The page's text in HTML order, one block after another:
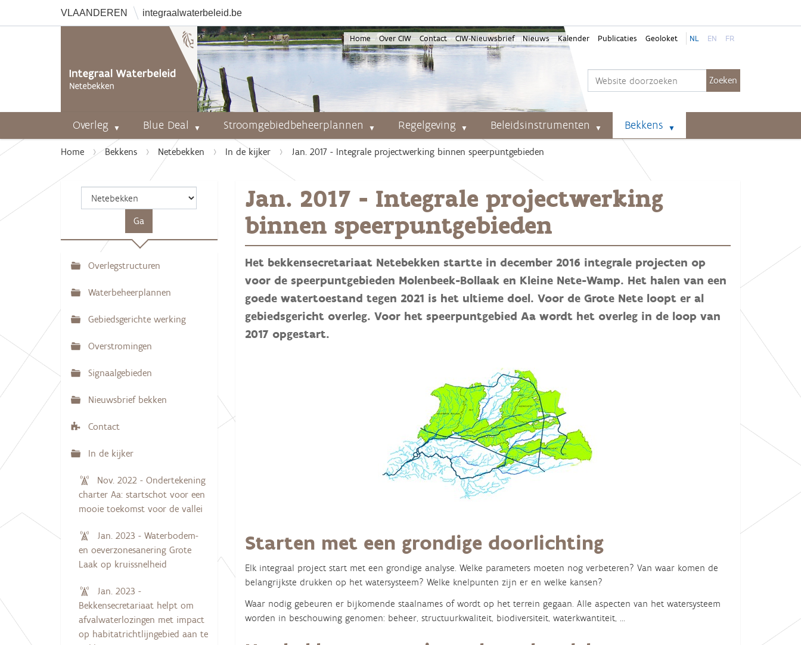
VLAANDEREN integraalwaterbeleid.be
Home Over CIW Contact CIW-Nieuwsbrief Nieuws Kalender Publicaties Geoloket NL EN FR
Overleg Blue Deal Stroomgebiedbeheerplannen Regelgeving Beleidsinstrumenten Bekkens
U
e
Home Bekkens Netebekken In de kijker Jan. 2017 - Integrale projectwerking binnen speerpuntgebieden
Jan. 2017 - Integrale projectwerking
binnen speerpuntgebieden
Het bekkensecretariaat Netebekken startte in december 2016 integrale projecten op
voor de speerpuntgebieden Molenbeek-Bollaak en Kleine Nete-Wamp. Het halen van een
goede watertoestand tegen 2021 is het ultieme doel. Voor de Grote Nete loopt er al
gebiedsgericht overleg. Voor het speerpuntgebied Aa wordt het overleg in de loop van
2017 opgestart.
Starten met een grondige doorlichting
Elk integraal project start met een grondige analyse. Welke parameters moeten nog verbeteren? Van waar komen de
belangrijkste drukken op het watersysteem? Welke knelpunten zijn er en welke kansen?
Waar nodig gebeuren er bijkomende staalnames of wordt op het terrein gegaan. Alle aspecten van het watersysteem
worden in beschouwing genomen: beheer, structuurkwaliteit, biodiversiteit, waterkwantiteit, ...
N
a
i
g
t
Overlegstructuren
Waterbeheerplannen
Gebiedsgerichte werking
Overstromingen
Signaalgebieden
Nieuwsbrief bekken
Contact
In de kijker
Nov. 2022 - Ondertekening
charter Aa: startschot voor een
mooie toekomst voor de vallei
Jan. 2023 - Waterbodem-
en oeverzonesanering Grote
Laak op kruissnelheid
Jan. 2023 -
Bekkensecretariaat helpt om
afvalwaterlozingen met impact
op habitatrichtlijngebied aan te